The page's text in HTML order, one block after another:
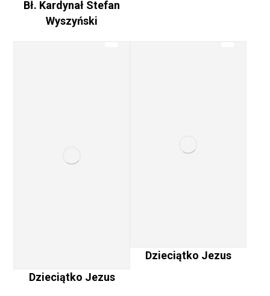
Bł. Kardynał Stefan
Wyszyński
Dzieciątko Jezus
Dzieciątko Jezus